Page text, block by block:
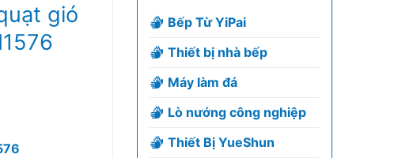
gió
Bếp Từ YiPai
Thiết bị nhà bếp
Máy làm đá
Lò nướng công nghiệp
Thiết Bị YueShun